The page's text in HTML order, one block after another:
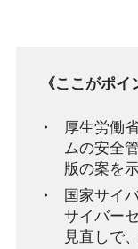
《ここがポイ
厚生労働
ムの安全
版の案を
国家サイ
サイバー
見直しで